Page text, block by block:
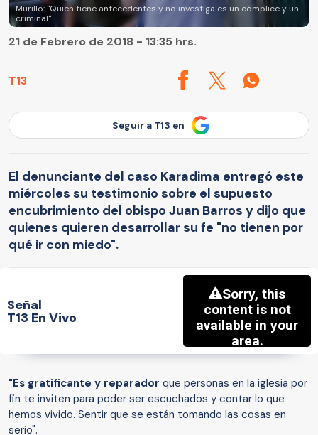
Murillo: "Quien tiene antecedentes y no investiga es un cómplice y un
criminal"
T13
21 de Febrero de 2018 - 13:35 hrs.
Seguir a T13 en
El denunciante del caso Karadima entregó este
miércoles su testimonio sobre el supuesto
encubrimiento del obispo Juan Barros y dijo que
quienes quieren desarrollar su fe "no tienen por
qué ir con miedo".
Señal
T13 En Vivo
"Es gratificante y reparador que personas en la iglesia por
fin te inviten para poder ser escuchados y contar lo que
hemos vivido. Sentir que se están tomando las cosas en
serio".